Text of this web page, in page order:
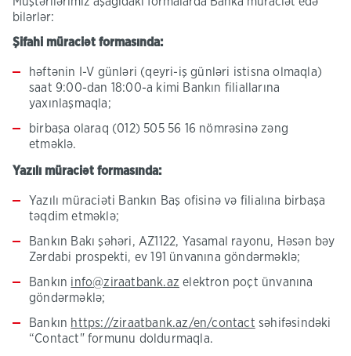
bilərlər:
Şifahi müraciət formasında:
həftənin I-V günləri (qeyri-iş günləri istisna olmaqla)
saat 9:00-dan 18:00-a kimi Bankın filiallarına
yaxınlaşmaqla;
birbaşa olaraq (012) 505 56 16 nömrəsinə zəng
etməklə.
Yazılı müraciət formasında:
Yazılı müraciəti Bankın Baş ofisinə və filialına birbaşa
təqdim etməklə;
Bankın Bakı şəhəri, AZ1122, Yasamal rayonu, Həsən bəy
Zərdabi prospekti, ev 191 ünvanına göndərməklə;
Bankın info@ziraatbank.az elektron poçt ünvanına
göndərməklə;
Bankın https://ziraatbank.az/en/contact səhifəsindəki
“Contact" formunu doldurmaqla.